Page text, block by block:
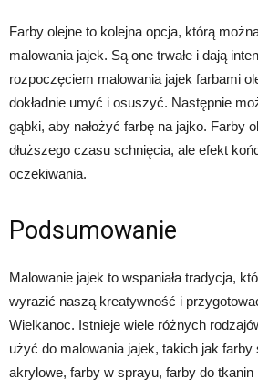
Farby olejne to kolejna opcja, którą
malowania jajek. Są one trwałe i dają
rozpoczęciem malowania jajek farbami
dokładnie umyć i osuszyć. Następnie
gąbki, aby nałożyć farbę na jajko. Farby
dłuższego czasu schnięcia, ale efekt
oczekiwania.
Podsumowanie
Malowanie jajek to wspaniała tradycja,
wyrazić naszą kreatywność i
Wielkanoc. Istnieje wiele różnych
użyć do malowania jajek, takich jak
akrylowe, farby w sprayu, farby do tkanin